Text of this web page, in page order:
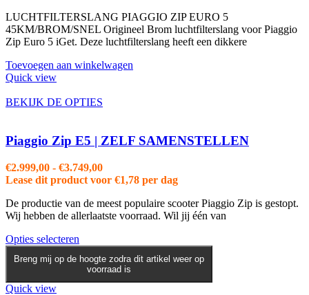
LUCHTFILTERSLANG PIAGGIO ZIP EURO 5
45KM/BROM/SNEL Origineel Brom luchtfilterslang voor Piaggio
Zip Euro 5 iGet. Deze luchtfilterslang heeft een dikkere
Toevoegen aan winkelwagen
Quick view
BEKIJK DE OPTIES
Piaggio Zip E5 | ZELF SAMENSTELLEN
€2.999,00 - €3.749,00Prijsklasse:
€2.999,00
€3.749,00
Lease dit product voor €1,78 per dag
De productie van de meest populaire scooter Piaggio Zip is gestopt.
Wij hebben de allerlaatste voorraad. Wil jij één van
Opties selecteren
product
heeft
meerdere
Breng mij op de hoogte zodra dit artikel weer op
voorraad is
Quick view